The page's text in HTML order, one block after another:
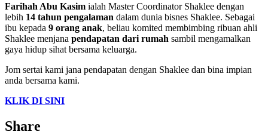
Farihah Abu Kasim ialah Master Coordinator Shaklee dengan
lebih 14 tahun pengalaman dalam dunia bisnes Shaklee. Sebagai
ibu kepada 9 orang anak, beliau komited membimbing ribuan ahli
Shaklee menjana pendapatan dari rumah sambil mengamalkan
gaya hidup sihat bersama keluarga.
Jom sertai kami jana pendapatan dengan Shaklee dan bina impian
anda bersama kami.
KLIK DI SINI
Share